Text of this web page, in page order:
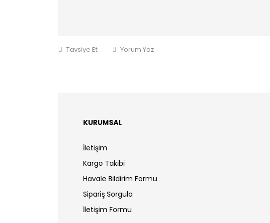
Tavsiye Et Yorum Yaz
KURUMSAL
İletişim
Kargo Takibi
Havale Bildirim Formu
Sipariş Sorgula
İletişim Formu